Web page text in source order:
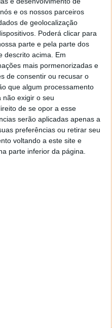
e os nossos parceiros
de geolocalização
Poderá clicar para
parte e pela parte dos
descrito acima. Em
mais pormenorizadas e
de consentir ou recusar o
que algum processamento
não exigir o seu
de se opor a esse
serão aplicadas apenas a
preferências ou retirar seu
voltando a este site e
parte inferior da página.
produtos.